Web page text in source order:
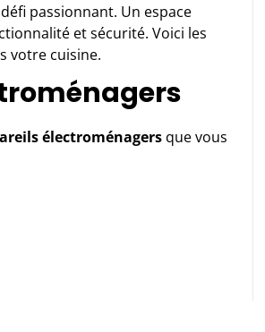
passionnant. Un espace
et sécurité. Voici les
votre cuisine.
électroménagers que vous